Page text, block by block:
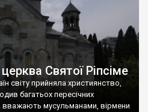
Святої Ріпсіме
світу прийняла християнство,
багатьох пересічних
вважають мусульманами, вірмени